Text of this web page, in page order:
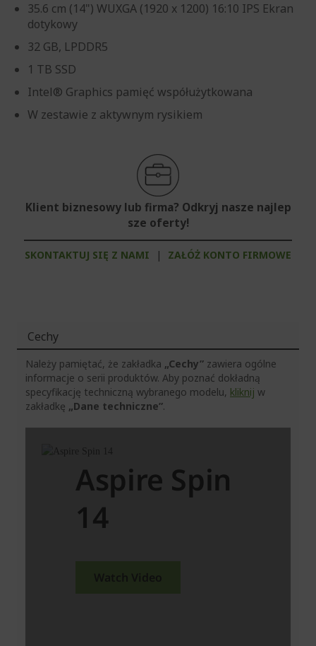
35.6 cm (14") WUXGA (1920 x 1200) 16:10 IPS Ekran
dotykowy
32 GB, LPDDR5
1 TB SSD
Intel® Graphics pamięć współużytkowana
W zestawie z aktywnym rysikiem
Klient biznesowy lub firma? Odkryj nasze najlep
sze oferty!
SKONTAKTUJ SIĘ Z NAMI | ZAŁÓŻ KONTO FIRMOWE
Cechy
Należy pamiętać, że zakładka „Cechy” zawiera ogólne
informacje o serii produktów. Aby poznać dokładną
specyfikację techniczną wybranego modelu, kliknij w
zakładkę „Dane techniczne”.